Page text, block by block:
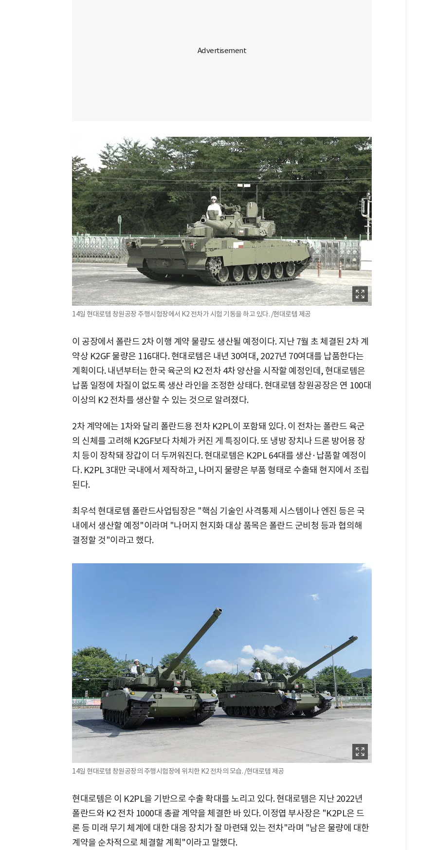
14일 현대로템 창원공장 주행시험장에서 K2 전차가 시험 기동을 하고 있다. /현대로템 제공
이 공장에서 폴란드 2차 이행 계약 물량도 생산될 예정이다. 지난 7월 초 체결된 2차 계
약상 K2GF 물량은 116대다. 현대로템은 내년 30여대, 2027년 70여대를 납품한다는
계획이다. 내년부터는 한국 육군의 K2 전차 4차 양산을 시작할 예정인데, 현대로템은
납품 일정에 차질이 없도록 생산 라인을 조정한 상태다. 현대로템 창원공장은 연 100대
이상의 K2 전차를 생산할 수 있는 것으로 알려졌다.
2차 계약에는 1차와 달리 폴란드용 전차 K2PL이 포함돼 있다. 이 전차는 폴란드 육군
의 신체를 고려해 K2GF보다 차체가 커진 게 특징이다. 또 냉방 장치나 드론 방어용 장
치 등이 장착돼 장갑이 더 두꺼워진다. 현대로템은 K2PL 64대를 생산·납품할 예정이
다. K2PL 3대만 국내에서 제작하고, 나머지 물량은 부품 형태로 수출돼 현지에서 조립
된다.
최우석 현대로템 폴란드사업팀장은 "핵심 기술인 사격통제 시스템이나 엔진 등은 국
내에서 생산할 예정"이라며 "나머지 현지화 대상 품목은 폴란드 군비청 등과 협의해
결정할 것"이라고 했다.
14일 현대로템 창원공장의 주행시험장에 위치한 K2 전차의 모습. /현대로템 제공
현대로템은 이 K2PL을 기반으로 수출 확대를 노리고 있다. 현대로템은 지난 2022년
폴란드와 K2 전차 1000대 총괄 계약을 체결한 바 있다. 이정엽 부사장은 "K2PL은 드
론 등 미래 무기 체계에 대한 대응 장치가 잘 마련돼 있는 전차"라며 "남은 물량에 대한
계약을 순차적으로 체결할 계획"이라고 말했다.